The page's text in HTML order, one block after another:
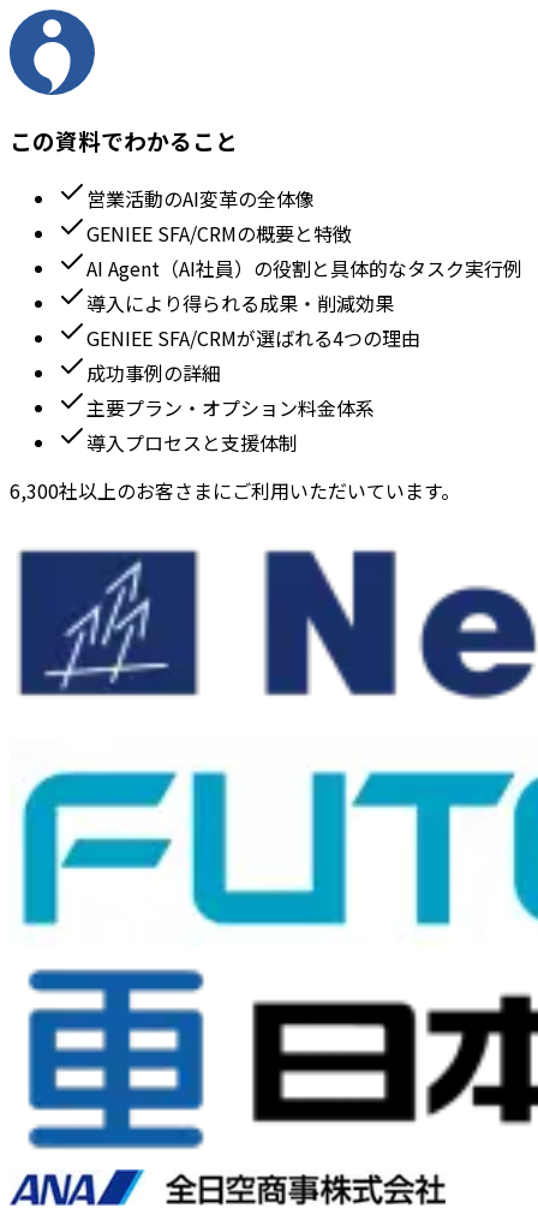
この資料でわかること
営業活動のAI変革の全体像
GENIEE SFA/CRMの概要と特徴
AI Agent（AI社員）の役割と具体的なタスク実行例
導入により得られる成果・削減効果
GENIEE SFA/CRMが選ばれる4つの理由
成功事例の詳細
主要プラン・オプション料金体系
導入プロセスと支援体制
6,300社以上のお客さまにご利用いただいています。